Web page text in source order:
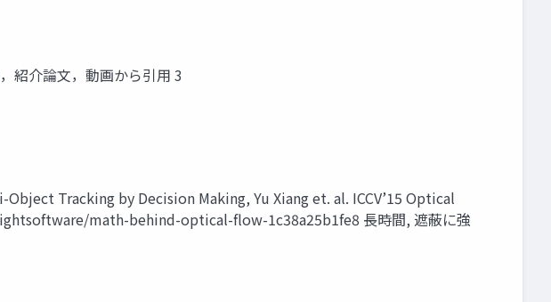
紹介論文，動画から引用 3
Tracking by Decision Making, Yu Xiang et. al. ICCV’15 Optical
math-behind-optical-flow-1c38a25b1fe8 長時間, 遮蔽に強